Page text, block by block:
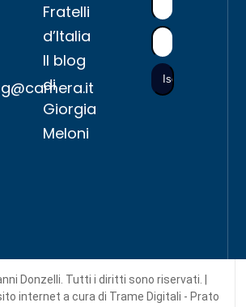
Fratelli
d’Italia
Il blog
di
Giorgia
Meloni
Donzelli. Tutti i diritti sono riservati. |
interneta cura di Trame Digitali - Prato